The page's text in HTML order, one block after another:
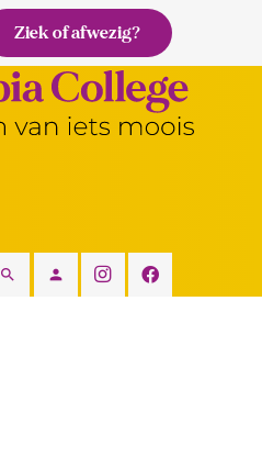
Ziek of afwezig?
search person